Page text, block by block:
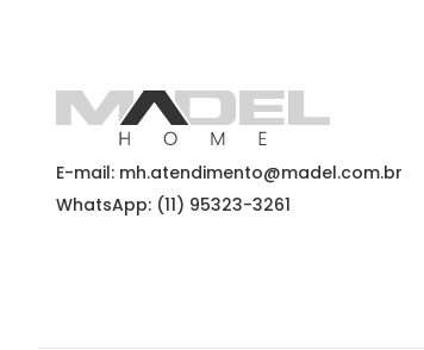
E-mail: mh.atendimento@madel.com.br
WhatsApp: (11) 95323-3261